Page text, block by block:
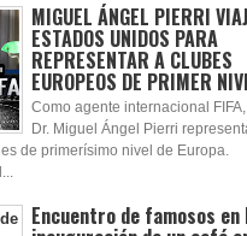
MIGUEL ÁNGEL PIERRI
ESTADOS UNIDOS PARA
REPRESENTAR A CLUBES
EUROPEOS DE PRIMER
Como agente internacional FIFA,
Dr. Miguel Ángel Pierri
de primerísimo nivel de Europa.
Encuentro de famosos en